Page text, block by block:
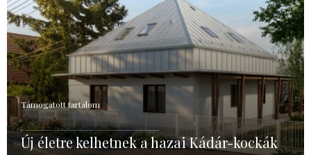
Támogatott tartalom
Új életre kelhetnek a hazai Kádár-kockák